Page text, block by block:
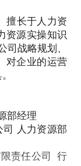
新？
的人？只会去
我该怎么很
但是会的却
路好像就到顶
擅长于人力资
资源实操知识
司战略规划、
对企业的运营
部经理
司 人力资源部
限责任公司 行